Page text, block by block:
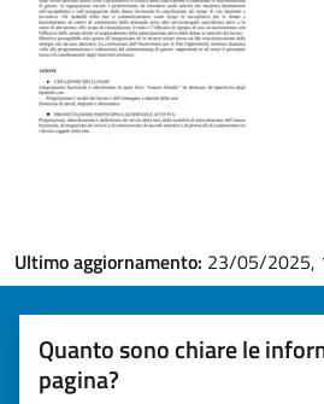
Ultimo aggiornamento: 23/05/2025,
Quanto sono chiare le
pagina?